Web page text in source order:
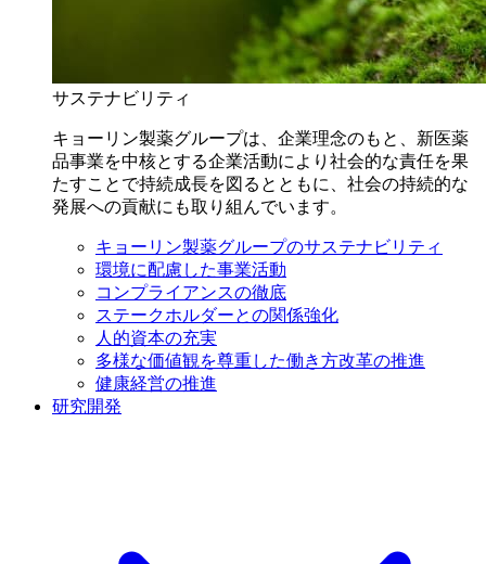
サステナビリティ
キョーリン製薬グループは、企業理念のもと、新医薬
品事業を中核とする企業活動により社会的な責任を果
たすことで持続成長を図るとともに、社会の持続的な
発展への貢献にも取り組んでいます。
キョーリン製薬グループのサステナビリティ
環境に配慮した事業活動
コンプライアンスの徹底
ステークホルダーとの関係強化
人的資本の充実
多様な価値観を尊重した働き方改革の推進
健康経営の推進
研究開発